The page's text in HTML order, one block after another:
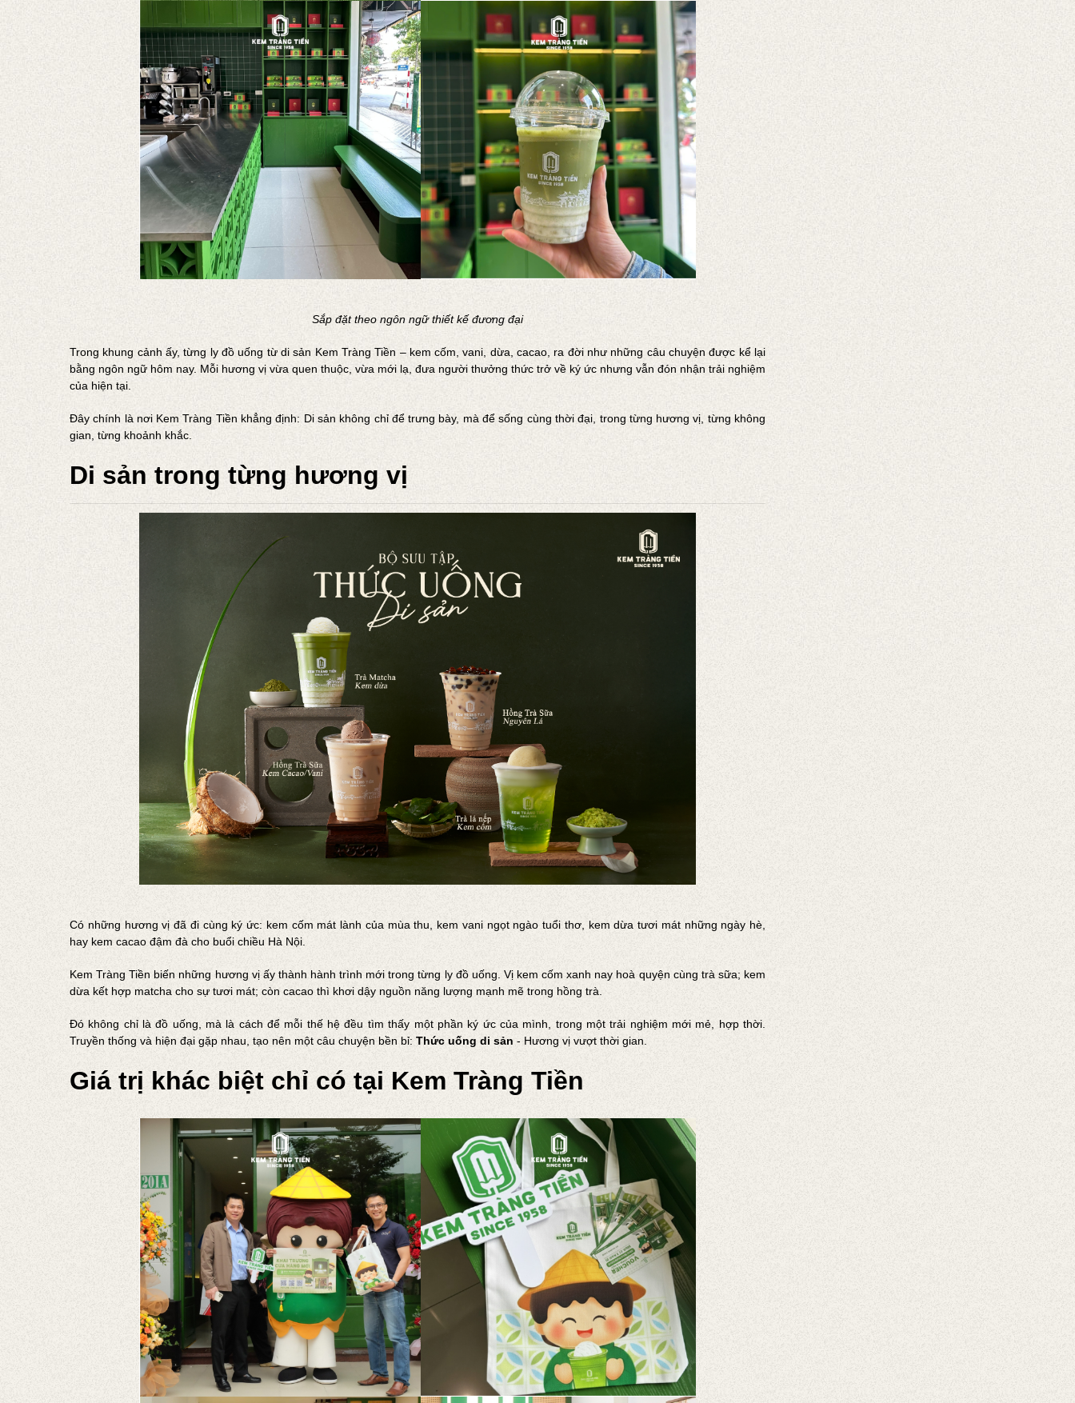
Sắp đặt theo ngôn ngữ thiết kế đương đại
Trong khung cảnh ấy, từng ly đồ uống từ di sản Kem Tràng Tiền – kem cốm, vani, dừa, cacao, ra đời như những câu chuyện được kể lại
bằng ngôn ngữ hôm nay. Mỗi hương vị vừa quen thuộc, vừa mới lạ, đưa người thưởng thức trở về ký ức nhưng vẫn đón nhận trải nghiệm
của hiện tại.
Đây chính là nơi Kem Tràng Tiền khẳng định: Di sản không chỉ để trưng bày, mà để sống cùng thời đại, trong từng hương vị, từng không
gian, từng khoảnh khắc.
Di sản trong từng hương vị
Có những hương vị đã đi cùng ký ức: kem cốm mát lành của mùa thu, kem vani ngọt ngào tuổi thơ, kem dừa tươi mát những ngày hè,
hay kem cacao đậm đà cho buổi chiều Hà Nội.
Kem Tràng Tiền biến những hương vị ấy thành hành trình mới trong từng ly đồ uống. Vị kem cốm xanh nay hoà quyện cùng trà sữa; kem
dừa kết hợp matcha cho sự tươi mát; còn cacao thì khơi dậy nguồn năng lượng mạnh mẽ trong hồng trà.
Đó không chỉ là đồ uống, mà là cách để mỗi thế hệ đều tìm thấy một phần ký ức của mình, trong một trải nghiệm mới mẻ, hợp thời.
Truyền thống và hiện đại gặp nhau, tạo nên một câu chuyện bền bỉ: Thức uống di sản - Hương vị vượt thời gian.
Giá trị khác biệt chỉ có tại Kem Tràng Tiền